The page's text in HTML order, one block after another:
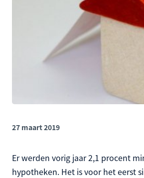
27 maart 2019
Er werden vorig jaar 2,1 procent
hypotheken. Het is voor het eerst